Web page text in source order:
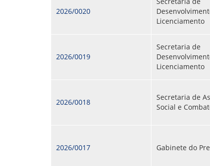
2026/0020
Licenciamento
2026/0019
Secretaria de
Licenciamento
2026/0018
Secretaria de
Social e
2026/0017 Gabinete do